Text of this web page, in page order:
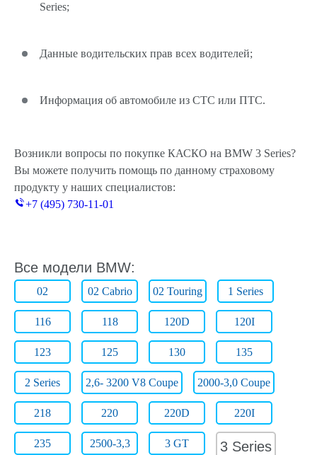
Series;
Данные водительских прав всех водителей;
Информация об автомобиле из СТС или ПТС.
Возникли вопросы по покупке КАСКО на BMW 3 Series?
Вы можете получить помощь по данному страховому
продукту у наших специалистов:
+7 (495) 730-11-01
Все модели BMW:
02 02 Cabrio 02 Touring 1 Series
116 118 120D 120I
123 125 130 135
2 Series 2,6- 3200 V8 Coupe 2000-3,0 Coupe
218 220 220D 220I
235 2500-3,3 3 GT 3 Series